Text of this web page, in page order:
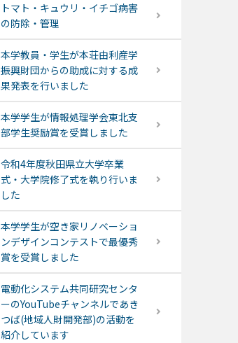
トマト・キュウリ・イチゴ病害
の防除・管理
本学教員・学生が本荘由利産学
振興財団からの助成に対する成
果発表を行いました
本学学生が情報処理学会東北支
部学生奨励賞を受賞しました
令和4年度秋田県立大学卒業
式・大学院修了式を執り行いま
した
本学学生が空き家リノベーショ
ンデザインコンテストで最優秀
賞を受賞しました
電動化システム共同研究センタ
ーのYouTubeチャンネルであき
つば(地域人財開発部)の活動を
紹介しています